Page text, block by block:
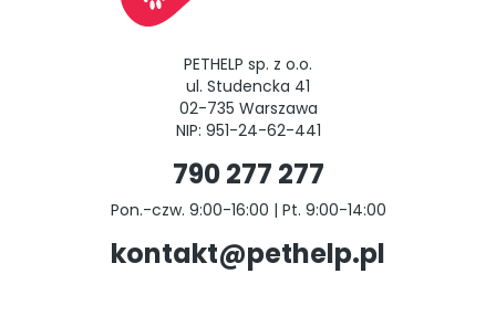
PETHELP sp. z o.o.
ul. Studencka 41
02-735 Warszawa
NIP: 951-24-62-441
790 277 277
Pon.-czw. 9:00-16:00 | Pt. 9:00-14:00
kontakt@pethelp.pl